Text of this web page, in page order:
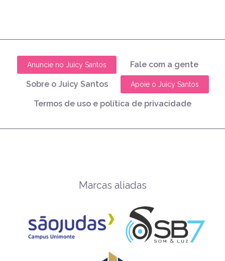
Anuncie no Juicy Santos Fale com a gente
Sobre o Juicy Santos Apoie o Juicy Santos
Termos de uso e política de privacidade
Marcas aliadas